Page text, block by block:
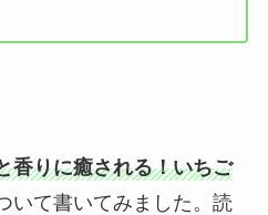
香りに癒される！いちご
いて書いてみました。読